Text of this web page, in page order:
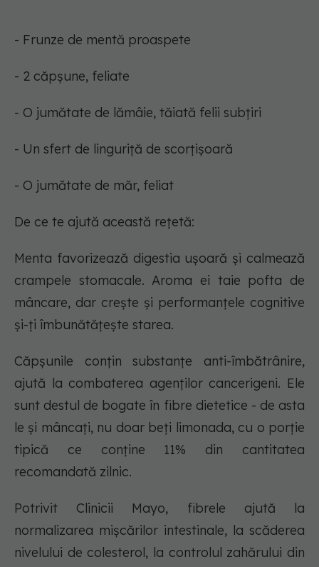
- Frunze de mentă proaspete
- 2 căpșune, feliate
- O jumătate de lămâie, tăiată felii subțiri
- Un sfert de linguriță de scorțișoară
- O jumătate de măr, feliat
De ce te ajută această rețetă:
Menta favorizează digestia ușoară și calmează
crampele stomacale. Aroma ei taie pofta de
mâncare, dar crește și performanțele cognitive
și-ți îmbunătățește starea.
Căpșunile conțin substanțe anti-îmbătrânire,
ajută la combaterea agenților cancerigeni. Ele
sunt destul de bogate în fibre dietetice - de asta
le și mâncați, nu doar beți limonada, cu o porție
tipică ce conține 11% din cantitatea
recomandată zilnic.
Potrivit Clinicii Mayo, fibrele ajută la
normalizarea mișcărilor intestinale, la scăderea
nivelului de colesterol, la controlul zahărului din